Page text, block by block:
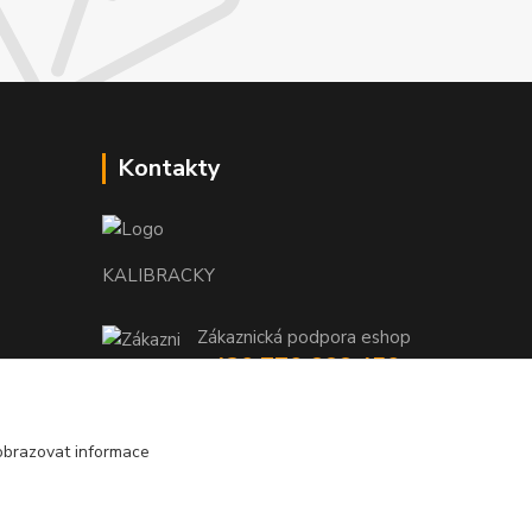
Kontakty
KALIBRACKY
Zákaznická podpora eshop
+420 770 666 450
coptis@coptis.cz
informace